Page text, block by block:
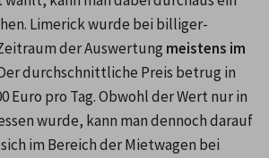
Limerick wurde bei billiger-
der Auswertung meistens im
durchschnittliche Preis betrug in
Euro pro Tag. Obwohl der Wert nur in
wurde, kann man dennoch darauf